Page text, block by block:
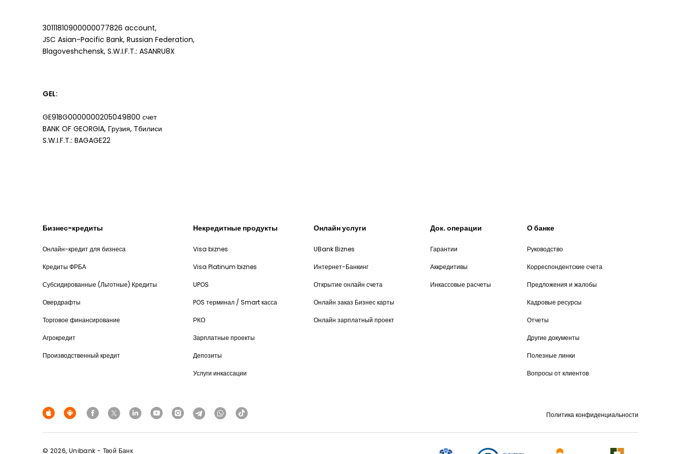
30111810900000077826 account,
JSC Asian-Pacific Bank, Russian Federation,
Blagoveshchensk, S.W.I.F.T.: ASANRU8X
GEL:
GE91BG0000000205049800 счет
BANK OF GEORGIA, Грузия, Тбилиси
S.W.I.F.T.: BAGAGE22
Бизнес-кредиты
Онлайн-кредит для бизнеса
Кредиты ФРБА
Субсидированные (Льготные) Кредиты
Овердрафты
Торговое финансирование
Агрокредит
Производственный кредит
Некредитные продукты
Visa biznes
Visa Platinum biznes
UPOS
POS терминал / Smart касса
РКО
Зарплатные проекты
Депозиты
Услуги инкассации
Онлайн услуги
UBank Biznes
Интернет-Банкинг
Открытие онлайн счета
Онлайн заказ Бизнес карты
Онлайн зарплатный проект
Док. операции
Гарантии
Аккредитивы
Инкассовые расчеты
О банке
Руководство
Корреспондентские счета
Предложения и жалобы
Кадровые ресурсы
Отчеты
Другие документы
Полезные линки
Вопросы от клиентов
Политика конфиденциальности
© 2026, Unibank - Твой Банк